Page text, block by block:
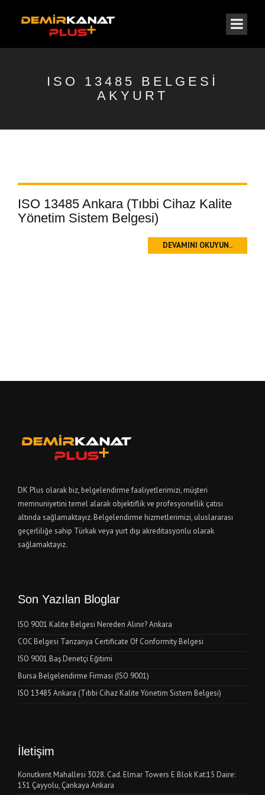
ISO 13485 BELGESI
AKYURT
ISO 13485 Ankara (Tıbbi Cihaz Kalite
Yönetim Sistem Belgesi)
DEVAMINI OKUYUN..
DK Plus olarak biz, belgelendirme faaliyetlerimizi, müşteri
memnuniyetini temel alarak objektiflik ve profesyonellik çatısı
altında sağlamaktayız. Belgelendirme hizmetlerimizi, uluslararası
geçerliliğe sahip Türkak veya yurt dışı akreditasyonlu olarak
sağlamaktayız.
Son Yazılan Bloglar
ISO 9001 Kalite Belgesi Nereden Alınır? Ankara
COC Belgesi Tanzanya Certificate Of Conformity Belgesi
ISO 9001 Baş Denetçi Eğitimi
Bursa Belgelendirme Firması (ISO 9001)
ISO 13485 Ankara (Tıbbi Cihaz Kalite Yönetim Sistem Belgesi)
İletişim
Konutkent Mahallesi 3028. Cad. Elmar Towers E Blok Kat:15 Daire:
151 Çayyolu, Çankaya Ankara